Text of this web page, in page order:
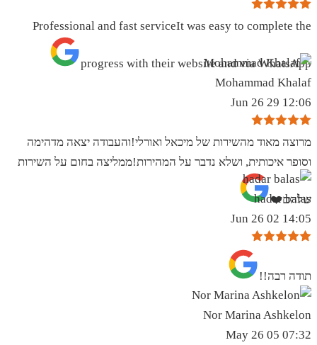
Professional and fast serviceIt was easy to complete the
progress with their website and via WhatsApp
Mohammad Khalaf
12:06 29 Jun 26
מרוצה מאוד מהשירות של מיכאל ואורלי!והעבודה יצאה מדהימה
וסופר איכותית, ושלא נדבר על המהירות!ממליצה בחום על השירות
שלהם❤️
hadar balas
14:05 02 Jun 26
תודה רבה!!
Nor Marina Ashkelon
07:32 05 May 26